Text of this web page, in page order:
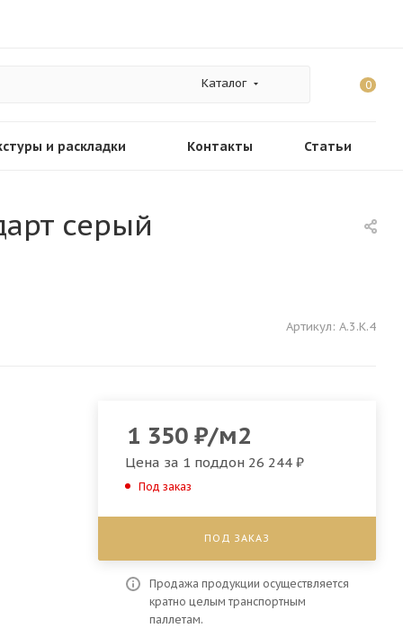
Каталог 0
и раскладки Контакты Статьи
серый
Артикул: А.3.К.4
1 350₽/м2
Цена за 1 поддон 26 244 ₽
Под заказ
ПОД ЗАКАЗ
Продажа продукции осуществляется
кратно целым транспортным
паллетам.